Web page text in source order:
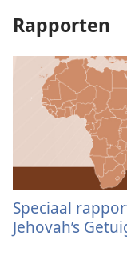
Rapporten
Speciaal
Jehovah’s